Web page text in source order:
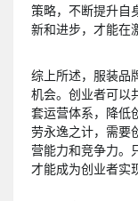
策略，不断提升自
新和进步，才能在
综上所述，服装品
机会。创业者可以
套运营体系，降低
劳永逸之计，需要
营能力和竞争力。
才能成为创业者实